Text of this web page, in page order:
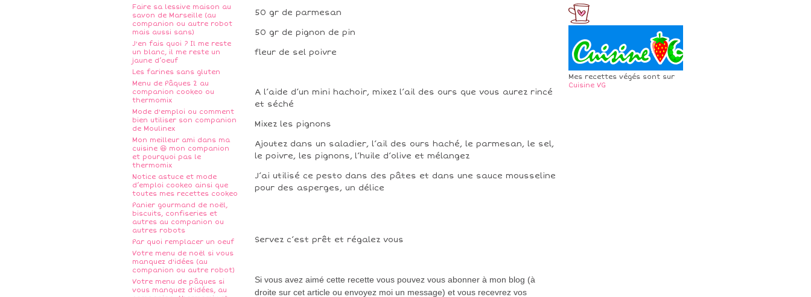
Faire sa lessive maison au
savon de Marseille (au
companion ou autre robot
mais aussi sans)
J'en fais quoi ? Il me reste
un blanc, il me reste un
jaune d’oeuf
Les farines sans gluten
Menu de Pâques 2 au
companion cookeo ou
thermomix
Mode d'emploi ou comment
bien utiliser son companion
de Moulinex
Mon meilleur ami dans ma
cuisine 😆 mon companion
et pourquoi pas le
thermomix
Notice astuce et mode
d’emploi cookeo ainsi que
toutes mes recettes cookeo
Panier gourmand de noël,
biscuits, confiseries et
autres au companion ou
autres robots
Par quoi remplacer un oeuf
Votre menu de noël si vous
manquez d'idées (au
companion ou autre robot)
Votre menu de pâques si
vous manquez d'idées, au
Mes recettes végés sont sur
Cuisine VG
50 gr de parmesan
50 gr de pignon de pin
fleur de sel poivre
A l’aide d’un mini hachoir, mixez l’ail des ours que vous aurez rincé
et séché
Mixez les pignons
Ajoutez dans un saladier, l’ail des ours haché, le parmesan, le sel,
le poivre, les pignons, l’huile d’olive et mélangez
J’ai utilisé ce pesto dans des pâtes et dans une sauce mousseline
pour des asperges, un délice
Servez c’est prêt et régalez vous
Si vous avez aimé cette recette vous pouvez vous abonner à mon blog (à
droite sur cet article ou envoyez moi un message) et vous recevrez vos